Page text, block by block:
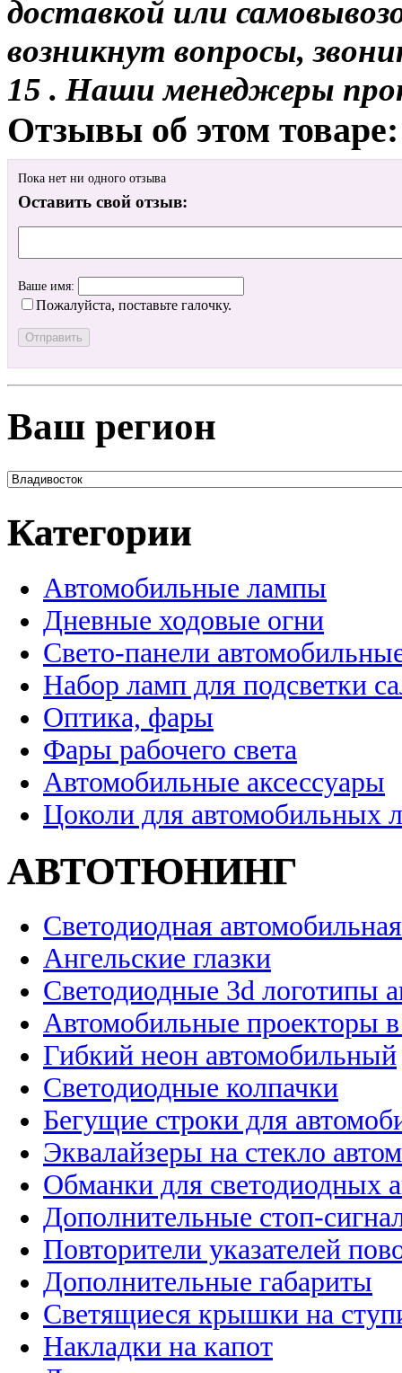
доставкой или
возникнут вопросы,
15 . Наши менеджеры
Отзывы об этом товаре:
Пока нет ни одного отзыва
Оставить свой отзыв:
Ваше имя:
Пожалуйста, поставьте галочку.
Ваш регион
Категории
Автомобильные лампы
Дневные ходовые огни
Свето-панели
Набор ламп для подсветки
Оптика, фары
Фары рабочего света
Автомобильные аксессуары
Цоколи для автомобильных
АВТОТЮНИНГ
Светодиодная
Ангельские глазки
Светодиодные 3d логотипы
Автомобильные проекторы
Гибкий неон автомобильный
Светодиодные колпачки
Бегущие строки для
Эквалайзеры на стекло
Обманки для светодиодных
Дополнительные стоп-
Повторители указателей
Дополнительные габариты
Светящиеся крышки на
Накладки на капот